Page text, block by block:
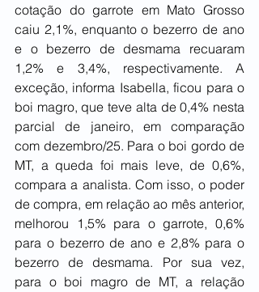
cotação do garrote em Mato Grosso
caiu 2,1%, enquanto o bezerro de ano
e o bezerro de desmama recuaram
1,2% e 3,4%, respectivamente. A
exceção, informa Isabella, ficou para o
boi magro, que teve alta de 0,4% nesta
parcial de janeiro, em comparação
com dezembro/25. Para o boi gordo de
MT, a queda foi mais leve, de 0,6%,
compara a analista. Com isso, o poder
de compra, em relação ao mês anterior,
melhorou 1,5% para o garrote, 0,6%
para o bezerro de ano e 2,8% para o
bezerro de desmama. Por sua vez,
para o boi magro de MT, a relação